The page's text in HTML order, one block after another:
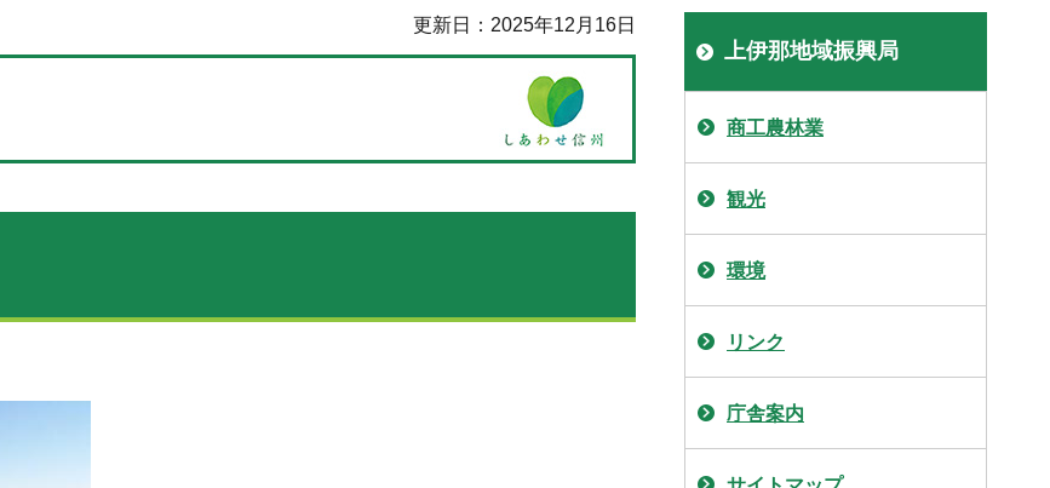
更新日：2025年12月16日
上伊那地域振興局
商工農林業
観光
環境
リンク
庁舎案内